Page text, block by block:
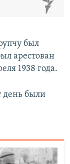
был
арестован
1938 года.
день были